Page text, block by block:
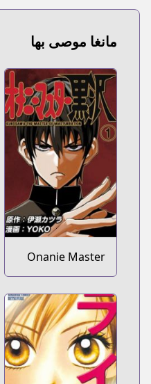
مانغا موصى بها
Onanie Master
Kurosawa